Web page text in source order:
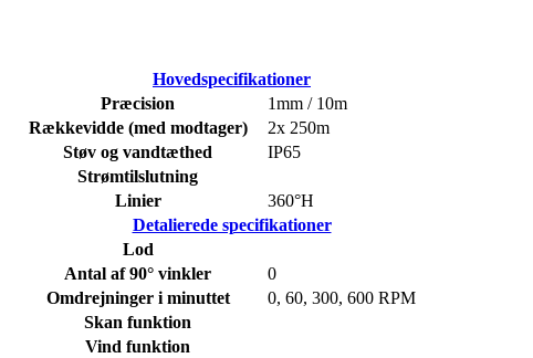
Hovedspecifikationer
Præcision
1mm / 10m
Rækkevidde (med modtager)
2x 250m
Støv og vandtæthed
IP65
Strømtilslutning
Linier
360°H
Detalierede specifikationer
Lod
Antal af 90° vinkler
0
Omdrejninger i minuttet
0, 60, 300, 600 RPM
Skan funktion
Vind funktion